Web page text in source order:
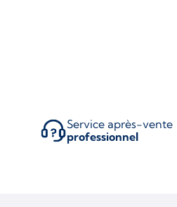
Service après-vente
professionnel